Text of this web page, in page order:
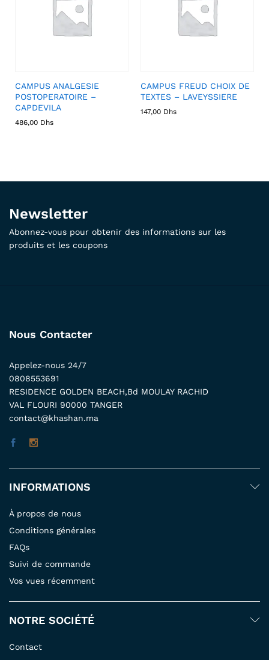
CAMPUS ANALGESIE
POSTOPERATOIRE –
CAPDEVILA
486,00 Dhs
CAMPUS FREUD CHOIX DE
TEXTES – LAVEYSSIERE
147,00 Dhs
Newsletter
Abonnez-vous pour obtenir des informations sur les
produits et les coupons
Nous Contacter
Appelez-nous 24/7
0808553691
RESIDENCE GOLDEN BEACH,Bd MOULAY RACHID
VAL FLOURI 90000 TANGER
contact@khashan.ma
INFORMATIONS
À propos de nous
Conditions générales
FAQs
Suivi de commande
Vos vues récemment
NOTRE SOCIÉTÉ
Contact